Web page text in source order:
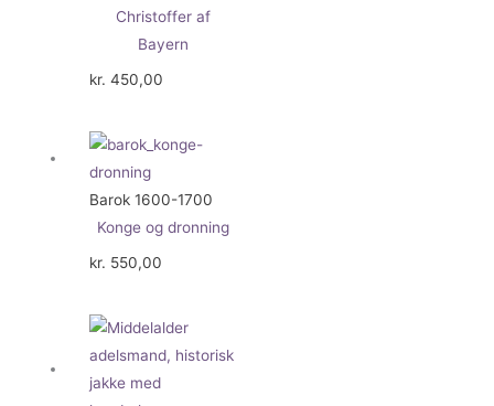
Christoffer af
Bayern
kr. 450,00
Barok 1600-1700
Konge og dronning
kr. 550,00